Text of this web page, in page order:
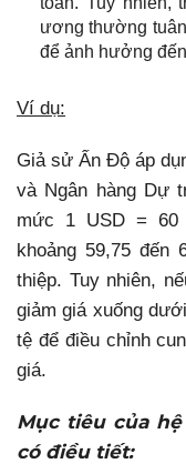
ương thường
để ảnh hưởng
Ví dụ:
Giả sử Ấn Độ áp
và Ngân hàng Dự
mức 1 USD = 60
khoảng 59,75 đến
thiệp. Tuy nhiên,
giảm giá xuống
tệ để điều chỉnh
giá.
Mục tiêu của
có điều tiết: